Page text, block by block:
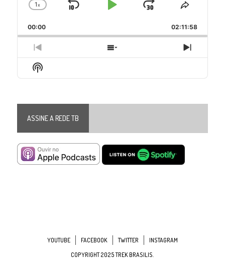
Change
Rate
1x
Skip
Play
Jump
Forward
Share
Episode
00:00 02:11:58
Previous
Episode
Show
Episodes
Next
Episode
Show
Podcast
ASSINE A REDE TB
YOUTUBE FACEBOOK TWITTER
INSTAGRAM
COPYRIGHT 2025 TREK BRASILIS.